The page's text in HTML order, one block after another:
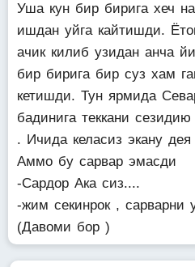
Уша кун бир бирига хеч
ишдан уйга кайтишди.
ачик килиб узидан анча
бир бирига бир суз хам
кетишди. Тун ярмида
бадинига теккани
. Ичида келасиз экану
Аммо бу сарвар эмасди
-Сардор Ака сиз....
-жим секинрок , сарварни
(Давоми бор )